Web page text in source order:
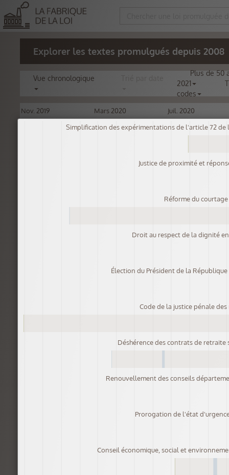
Explorer les textes promulgués depuis 2008
Vue chronologique
Plus de 50
2021
codes
Nov. 2019 Mars 2020
Juil. 2020
Simplification des expérimentations de l'article 72
Justice de proximité et
Réforme du courtage
Droit au respect de la dignité
Élection du Président de la
Code de la justice pénale des
Déshérence des contrats de retraite
Renouvellement des conseils
Prorogation de l'état
Conseil économique, social et